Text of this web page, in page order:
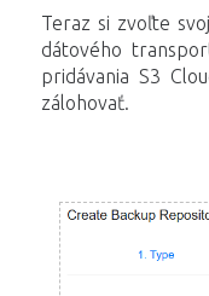
Teraz si zvoľte
dátového
pridávania S3
zálohovať.